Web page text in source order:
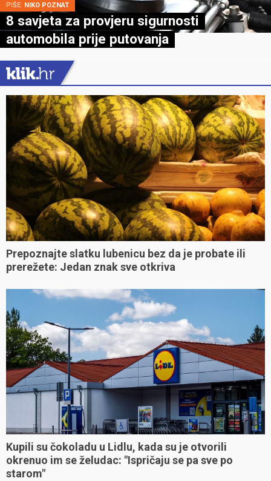
PIŠE: NIKO POZNAT
8 savjeta za provjeru sigurnosti
automobila prije putovanja
Prepoznajte slatku lubenicu bez da je probate ili
prerežete: Jedan znak sve otkriva
Kupili su čokoladu u Lidlu, kada su je otvorili
okrenuo im se želudac: "Ispričaju se pa sve po
starom"